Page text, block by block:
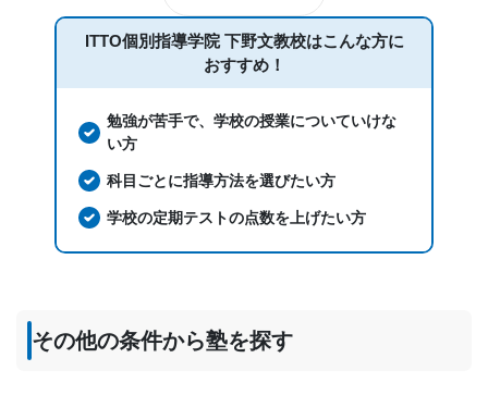
ITTO個別指導学院 下野文教校はこんな方に
おすすめ！
勉強が苦手で、学校の授業についていけな
い方
科目ごとに指導方法を選びたい方
学校の定期テストの点数を上げたい方
その他の条件から塾を探す